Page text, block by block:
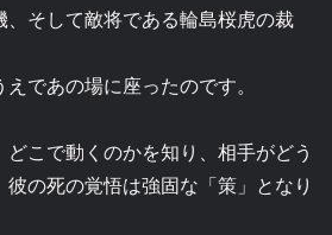
そして敵将である輪島桜虎の裁
であの場に座ったのです。
こで動くのかを知り、相手がどう
の死の覚悟は強固な「策」となり